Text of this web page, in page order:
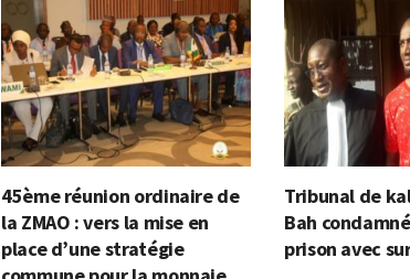
45ème réunion ordinaire de
la ZMAO : vers la mise en
place d’une stratégie
Tribunal de
Bah
prison avec